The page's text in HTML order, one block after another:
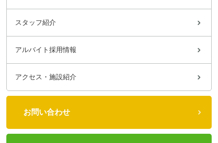
スタッフ紹介
アルバイト採用情報
アクセス・施設紹介
お問い合わせ